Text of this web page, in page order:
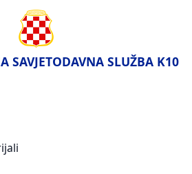
SAVJETODAVNA SLUŽBA K10